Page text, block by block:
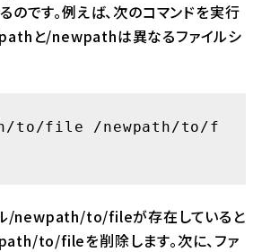
のです。例えば、次のコマンドを実行
と/newpathは異なるファイルシ
to/file /newpath/to/f
ル/newpath/to/fileが存在していると
to/fileを削除します。次に、ファ